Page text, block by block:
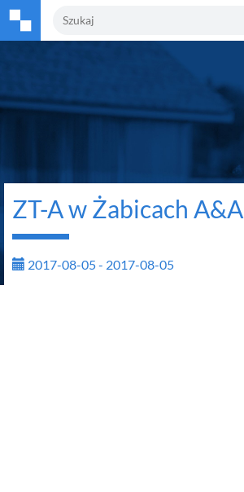
ZT-A w Żabicach A&A
2017-08-05 - 2017-08-05